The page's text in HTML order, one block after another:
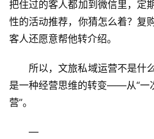
把住过的客人都加到微信里，定
性的活动推荐，你猜怎么着？复
客人还愿意帮他转介绍。
所以，文旅私域运营不是什
是一种经营思维的转变——从“一
营”。
—